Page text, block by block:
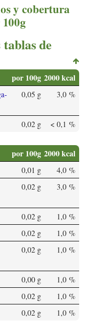
y cobertura
de
por 100g 2000 kcal
0,05 g 3,0 %
0,02 g < 0,1 %
por 100g 2000 kcal
0,01 g
4,0 %
0,02 g 3,0 %
0,02 g
1,0 %
0,02 g
1,0 %
0,02 g 1,0 %
0,00 g
1,0 %
0,02 g
1,0 %
0,02 g 1,0 %